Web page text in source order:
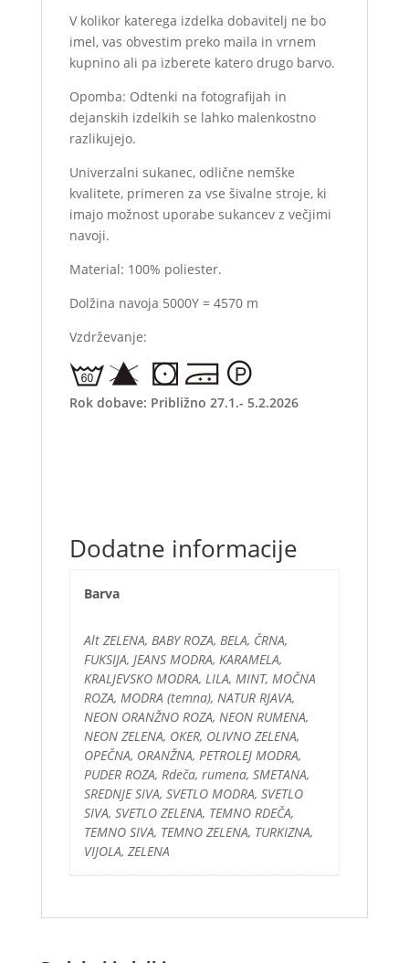
V kolikor katerega izdelka dobavitelj ne bo
imel, vas obvestim preko maila in vrnem
kupnino ali pa izberete katero drugo barvo.
Opomba: Odtenki na fotografijah in
dejanskih izdelkih se lahko malenkostno
razlikujejo.
Univerzalni sukanec, odlične nemške
kvalitete, primeren za vse šivalne stroje, ki
imajo možnost uporabe sukancev z večjimi
navoji.
Material: 100% poliester.
Dolžina navoja 5000Y = 4570 m
Vzdrževanje:
Rok dobave: Približno 27.1.- 5.2.2026
Dodatne informacije
Barva
Alt ZELENA, BABY ROZA, BELA, ČRNA,
FUKSIJA, JEANS MODRA, KARAMELA,
KRALJEVSKO MODRA, LILA, MINT, MOČNA
ROZA, MODRA (temna), NATUR RJAVA,
NEON ORANŽNO ROZA, NEON RUMENA,
NEON ZELENA, OKER, OLIVNO ZELENA,
OPEČNA, ORANŽNA, PETROLEJ MODRA,
PUDER ROZA, Rdeča, rumena, SMETANA,
SREDNJE SIVA, SVETLO MODRA, SVETLO
SIVA, SVETLO ZELENA, TEMNO RDEČA,
TEMNO SIVA, TEMNO ZELENA, TURKIZNA,
VIJOLA, ZELENA